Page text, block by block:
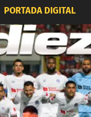
PORTADA DIGITAL